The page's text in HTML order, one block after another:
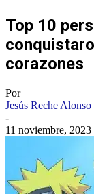
Top 10
corazones
Por
Jesús Reche Alonso
-
11 noviembre, 2023